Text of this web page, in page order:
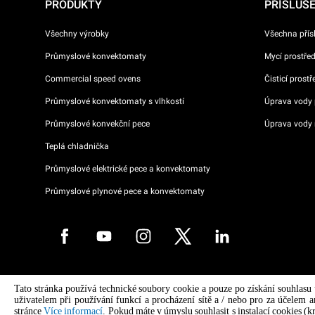
PRODUKTY
Všechny výrobky
Průmyslové konvektomaty
Commercial speed ovens
Průmyslové konvektomaty s vlhkostí
Průmyslové konvekční pece
Teplá chladnička
Průmyslové elektrické pece a konvektomaty
Průmyslové plynové pece a konvektomaty
Všechna
Mycí
Čisticí
Úprava
Úprava vody
Copyright 2026 UNOX S.p.A. Všechna práva vyhrazena. Reg. Imp.
04230750285 - REA Padova 372835 - Cap. Soc. 5.000.000 € iv - P.IVA /
04230750285 - IT WEEE Reg. No. IT08020000000377
Tato stránka používá technické soubory cookie a pouze po získání
uživatelem při používání funkcí a procházení sítě a / nebo pro za účelem
stránceVíce informací. Pokud máte v úmyslu souhlasit s instalací cookies